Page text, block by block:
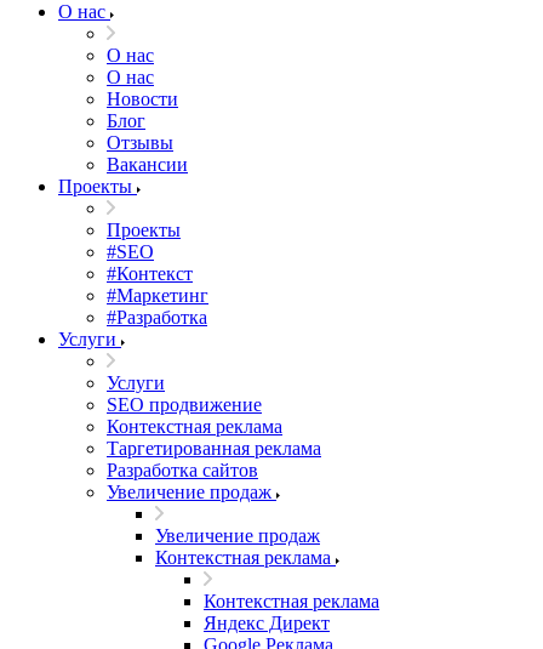
О нас
О нас
О нас
Новости
Блог
Отзывы
Вакансии
Проекты
Проекты
#SEO
#Контекст
#Маркетинг
#Разработка
Услуги
Услуги
SEO продвижение
Контекстная реклама
Таргетированная реклама
Разработка сайтов
Увеличение продаж
Увеличение продаж
Контекстная реклама
Контекстная реклама
Яндекс Директ
Google Реклама